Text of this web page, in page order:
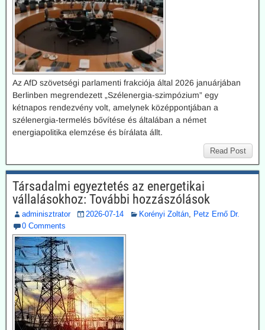
Az AfD szövetségi parlamenti frakciója által 2026 januárjában
Berlinben megrendezett „Szélenergia-szimpózium” egy
kétnapos rendezvény volt, amelynek középpontjában a
szélenergia-termelés bővítése és általában a német
energiapolitika elemzése és bírálata állt.
Read Post
Társadalmi egyeztetés az energetikai
vállalásokhoz: További hozzászólások
adminisztrator 2026-07-14 Korényi Zoltán, Petz Ernő Dr.
0 Comments